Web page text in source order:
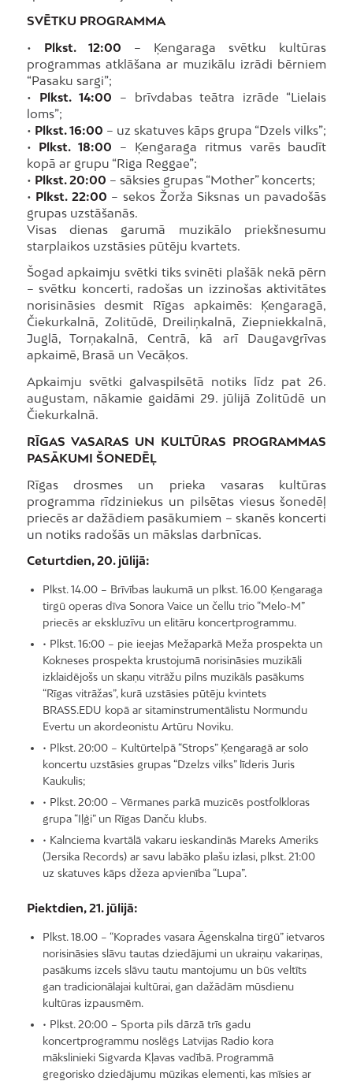
SVĒTKU PROGRAMMA
• Plkst. 12:00 – Ķengaraga svētku kultūras
programmas atklāšana ar muzikālu izrādi bērniem
“Pasaku sargi”;
• Plkst. 14:00 – brīvdabas teātra izrāde “Lielais
loms”;
• Plkst. 16:00 – uz skatuves kāps grupa “Dzels vilks”;
• Plkst. 18:00 – Ķengaraga ritmus varēs baudīt
kopā ar grupu “Riga Reggae”;
• Plkst. 20:00 – sāksies grupas “Mother” koncerts;
• Plkst. 22:00 – sekos Žorža Siksnas un pavadošās
grupas uzstāšanās.
Visas dienas garumā muzikālo priekšnesumu
starplaikos uzstāsies pūtēju kvartets.
Šogad apkaimju svētki tiks svinēti plašāk nekā pērn
– svētku koncerti, radošas un izzinošas aktivitātes
norisināsies desmit Rīgas apkaimēs: Ķengaragā,
Čiekurkalnā, Zolitūdē, Dreiliņkalnā, Ziepniekkalnā,
Juglā, Torņakalnā, Centrā, kā arī Daugavgrīvas
apkaimē, Brasā un Vecāķos.
Apkaimju svētki galvaspilsētā notiks līdz pat 26.
augustam, nākamie gaidāmi 29. jūlijā Zolitūdē un
Čiekurkalnā.
RĪGAS VASARAS UN KULTŪRAS PROGRAMMAS
PASĀKUMI ŠONEDĒĻ
Rīgas drosmes un prieka vasaras kultūras
programma rīdziniekus un pilsētas viesus šonedēļ
priecēs ar dažādiem pasākumiem – skanēs koncerti
un notiks radošās un mākslas darbnīcas.
Ceturtdien, 20. jūlijā:
Plkst. 14.00 – Brīvības laukumā un plkst. 16.00 Ķengaraga
tirgū operas dīva Sonora Vaice un čellu trio “Melo-M”
priecēs ar ekskluzīvu un elitāru koncertprogrammu.
• Plkst. 16:00 – pie ieejas Mežaparkā Meža prospekta un
Kokneses prospekta krustojumā norisināsies muzikāli
izklaidējošs un skaņu vitrāžu pilns muzikāls pasākums
“Rīgas vitrāžas”, kurā uzstāsies pūtēju kvintets
BRASS.EDU kopā ar sitaminstrumentālistu Normundu
Evertu un akordeonistu Artūru Noviku.
• Plkst. 20:00 – Kultūrtelpā “Strops” Ķengaragā ar solo
koncertu uzstāsies grupas “Dzelzs vilks” līderis Juris
Kaukulis;
• Plkst. 20:00 – Vērmanes parkā muzicēs postfolkloras
grupa “Iļģi” un Rīgas Danču klubs.
• Kalnciema kvartālā vakaru ieskandinās Mareks Ameriks
(Jersika Records) ar savu labāko plašu izlasi, plkst. 21:00
uz skatuves kāps džeza apvienība “Lupa”.
Piektdien, 21. jūlijā:
Plkst. 18.00 – “Koprades vasara Āgenskalna tirgū” ietvaros
norisināsies slāvu tautas dziedājumi un ukraiņu vakariņas,
pasākums izcels slāvu tautu mantojumu un būs veltīts
gan tradicionālajai kultūrai, gan dažādām mūsdienu
kultūras izpausmēm.
• Plkst. 20:00 – Sporta pils dārzā trīs gadu
koncertprogrammu noslēgs Latvijas Radio kora
mākslinieki Sigvarda Kļavas vadībā. Programmā
gregorisko dziedājumu mūzikas elementi, kas mīsies ar